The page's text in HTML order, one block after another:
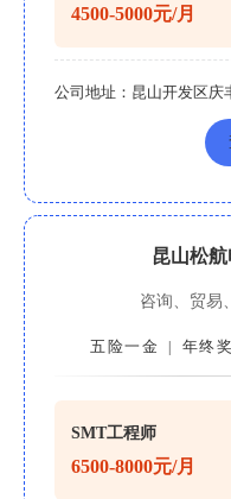
4500-5000元/月
公司地址： 昆山开发区庆
昆山松
咨询、贸易
五险一金 年终奖
SMT工程师
6500-8000元/月